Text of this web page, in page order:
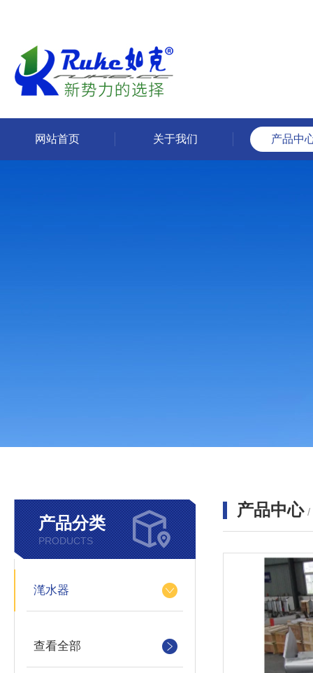
网站首页 关于我们 产品中
产品分类
PRODUCTS
滗水器
查看全部
产品中心 /